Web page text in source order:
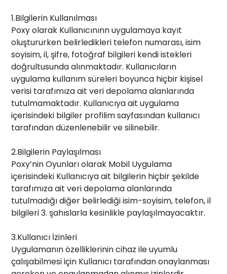
1.Bilgilerin Kullanılması
Poxy olarak Kullanıcınınn uygulamaya kayıt
oluştururken belirledikleri telefon numarası, isim
soyisim, il, şifre, fotoğraf bilgileri kendi istekleri
doğrultusunda alınmaktadır. Kullanıcıların
uygulama kullanım süreleri boyunca hiçbir kişisel
verisi tarafımıza ait veri depolama alanlarında
tutulmamaktadır. Kullanıcıya ait uygulama
içerisindeki bilgiler profilim sayfasından kullanıcı
tarafından düzenlenebilir ve silinebilir.
2.Bilgilerin Paylaşılması
Poxy’nin Oyunları olarak Mobil Uygulama
içerisindeki Kullanıcıya ait bilgilerin hiçbir şekilde
tarafımıza ait veri depolama alanlarında
tutulmadığı diğer belirlediği isim-soyisim, telefon, il
bilgileri 3. şahıslarla kesinlikle paylaşılmayacaktır.
3.Kullanıcı İzinleri
Uygulamanın özelliklerinin cihaz ile uyumlu
çalışabilmesi için Kullanıcı tarafından onaylanması